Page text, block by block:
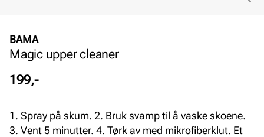
BAMA
Magic upper cleaner
Pris
199,-
1. Spray på skum. 2. Bruk svamp til å vaske skoene.
3. Vent 5 minutter. 4. Tørk av med mikrofiberklut. Et